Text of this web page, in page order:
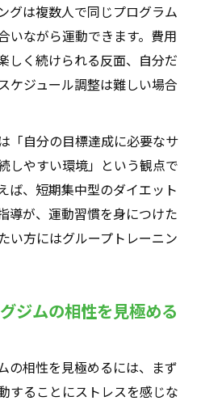
グは複数人で同じプログラム
いながら運動できます。費用
しく続けられる反面、自分だ
ケジュール調整は難しい場合
「自分の目標達成に必要なサ
しやすい環境」という観点で
ば、短期集中型のダイエット
導が、運動習慣を身につけた
い方にはグループトレーニン
ジムの相性を見極める
の相性を見極めるには、まず
することにストレスを感じな